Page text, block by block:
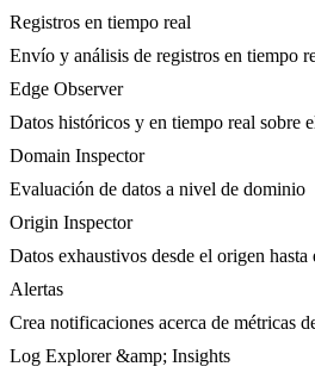
Registros en tiempo real
Envío y análisis de registros en tiempo
Edge Observer
Datos históricos y en tiempo real sobre
Domain Inspector
Evaluación de datos a nivel de dominio
Origin Inspector
Datos exhaustivos desde el origen hasta
Alertas
Crea notificaciones acerca de métricas
Log Explorer &amp; Insights